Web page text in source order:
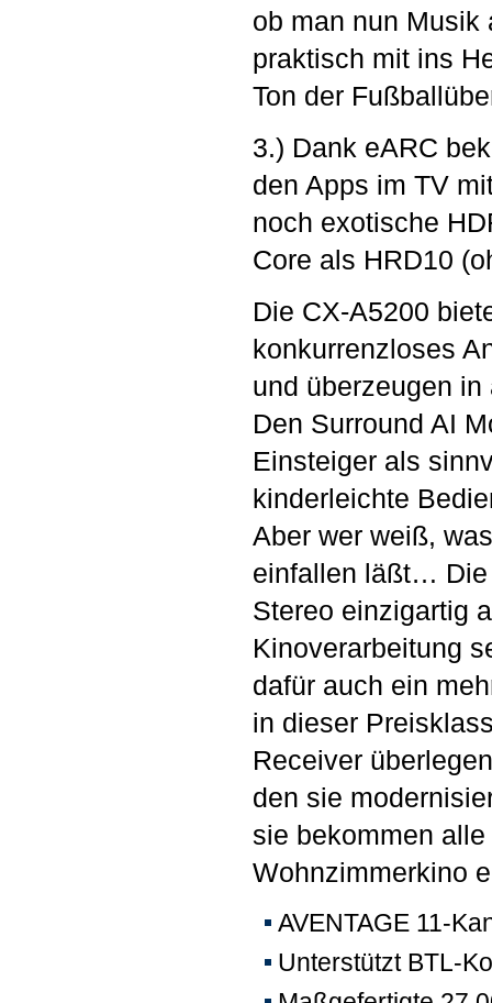
ob man nun Musik
praktisch mit ins
Ton der
3.) Dank eARC
den Apps im TV
noch exotische
Core als HRD10
Die CX-A5200
konkurrenzloses
und überzeugen
Den Surround AI
Einsteiger als
kinderleichte
Aber wer weiß,
einfallen läßt… Die
Stereo einzigartig
Kinoverarbeitung
dafür auch ein
in dieser
Receiver
den sie
sie bekommen
Wohnzimmerkino
AVENTAGE 11-
Unterstützt BTL-